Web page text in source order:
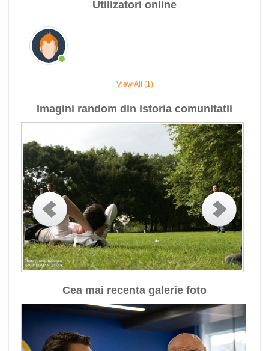
Utilizatori online
View All (1)
Imagini random din istoria comunitatii
Cea mai recenta galerie foto